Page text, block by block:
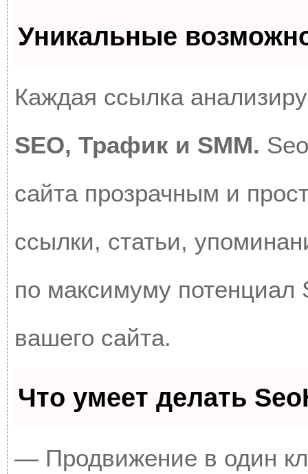
Уникальные
Каждая ссылка
SEO, Трафик и SMM.
сайта прозрачным и
ссылки, статьи,
по максимуму потенциал
вашего сайта.
Что умеет делать
— Продвижение в один